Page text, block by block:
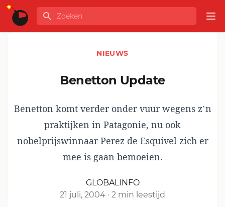
Ga naar de inhoud
GLOBALINFO
Zoeken
NIEUWS
Benetton Update
Benetton komt verder onder vuur wegens z’n
praktijken in Patagonie, nu ook
nobelprijswinnaar Perez de Esquivel zich er
mee is gaan bemoeien.
GLOBALINFO
21 juli, 2004 · 2 min leestijd